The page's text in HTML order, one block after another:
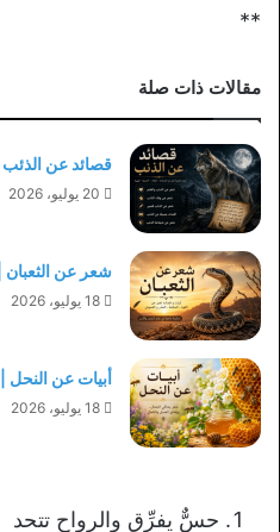
**
مقالات ذات صلة
قصائد عن الذئب
20 يوليو، 2026
شعر عن الثعبان
18 يوليو، 2026
أبيات عن النحل
18 يوليو، 2026
حسٌّ يفرِّق والرواح تتحد